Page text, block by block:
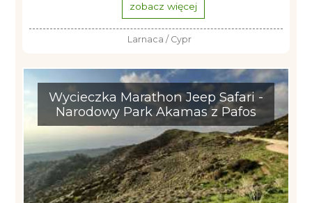
zobacz więcej
Larnaca / Cypr
Wycieczka Marathon Jeep Safari -
Narodowy Park Akamas z Pafos